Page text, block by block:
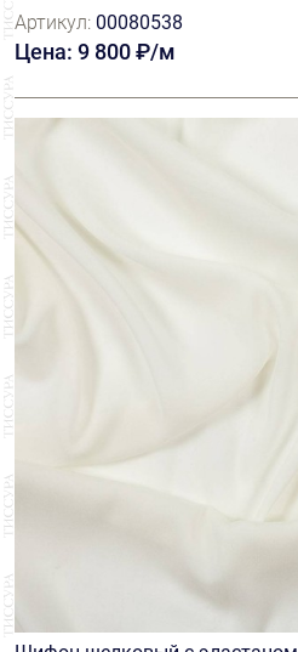
Артикул: 00080538
Цена: 9 800 ₽/м